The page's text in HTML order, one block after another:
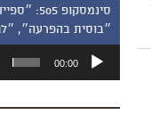
סינמסקופ
״בוסית בהפרעה״,
אודיו
00:00